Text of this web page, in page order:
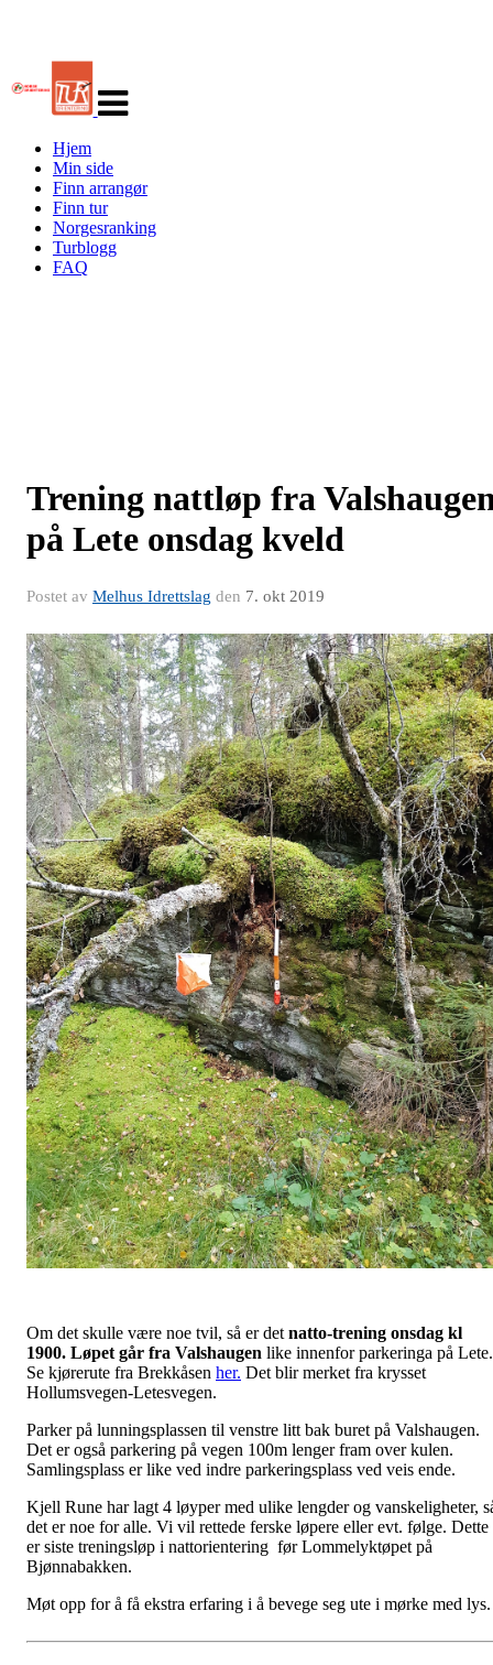
navigasjon
Hjem
Min side
Finn arrangør
Finn tur
Norgesranking
Turblogg
FAQ
Trening nattløp fra
på Lete onsdag kveld
Postet av Melhus Idrettslag den 7. okt 2019
Om det skulle være noe tvil, så er det natto-trening onsdag kl
1900. Løpet går fra Valshaugen like innenfor parkeringa på Lete.
Se kjørerute fra Brekkåsen her. Det blir merket fra krysset
Hollumsvegen-Letesvegen.
Parker på lunningsplassen til venstre litt bak buret på Valshaugen.
Det er også parkering på vegen 100m lenger fram over kulen.
Samlingsplass er like ved indre parkeringsplass ved veis ende.
Kjell Rune har lagt 4 løyper med ulike lengder og vanskeligheter,
det er noe for alle. Vi vil rettede ferske løpere eller evt. følge. Dette
er siste treningsløp i nattorientering før Lommelyktøpet på
Bjønnabakken.
Møt opp for å få ekstra erfaring i å bevege seg ute i mørke med lys.